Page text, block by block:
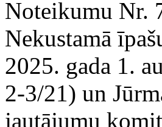
Noteikumu Nr.
Nekustamā
2025. gada 1.
2-3/21) un
jautājumu